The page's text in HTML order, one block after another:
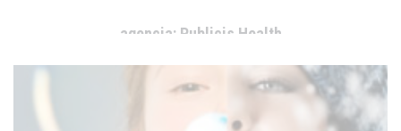
agencia:Publicis Health